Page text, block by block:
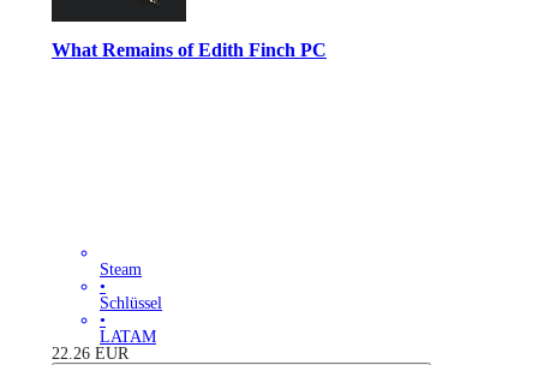
What Remains of Edith Finch PC
Steam
•
Schlüssel
•
LATAM
22.26 EUR